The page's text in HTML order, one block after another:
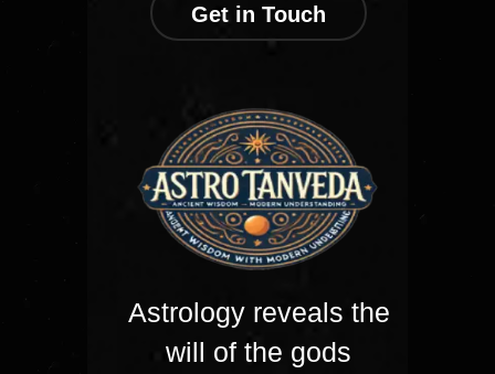
Get in Touch
Astrology reveals the
will of the gods